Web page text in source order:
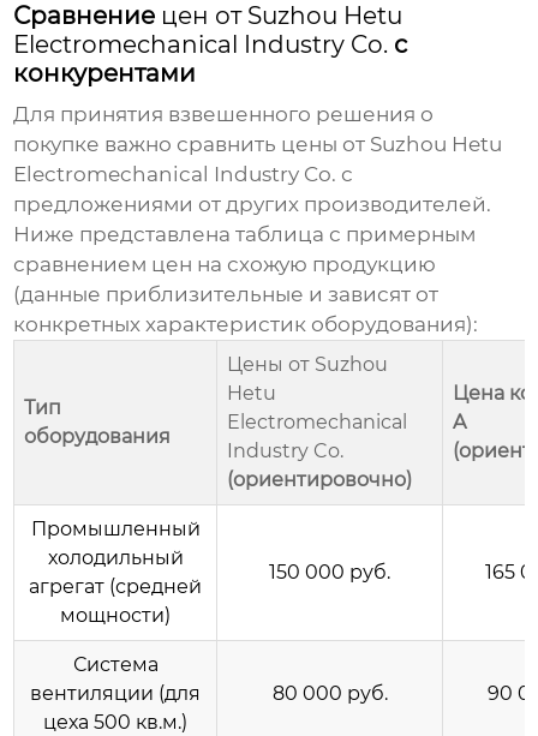
Сравнение цен от Suzhou Hetu
Electromechanical Industry Co. с
конкурентами
Для принятия взвешенного решения о
покупке важно сравнить цены от Suzhou Hetu
Electromechanical Industry Co. с
предложениями от других производителей.
Ниже представлена таблица с примерным
сравнением цен на схожую продукцию
(данные приблизительные и зависят от
конкретных характеристик оборудования):
Тип
оборудования
Цены от Suzhou
Hetu
Electromechanical
Industry Co.
(ориентировочно)
Цена
A
Промышленный
холодильный
агрегат (средней
мощности)
150 000 руб. 165
Система
вентиляции (для
цеха 500 кв.м.)
80 000 руб. 90